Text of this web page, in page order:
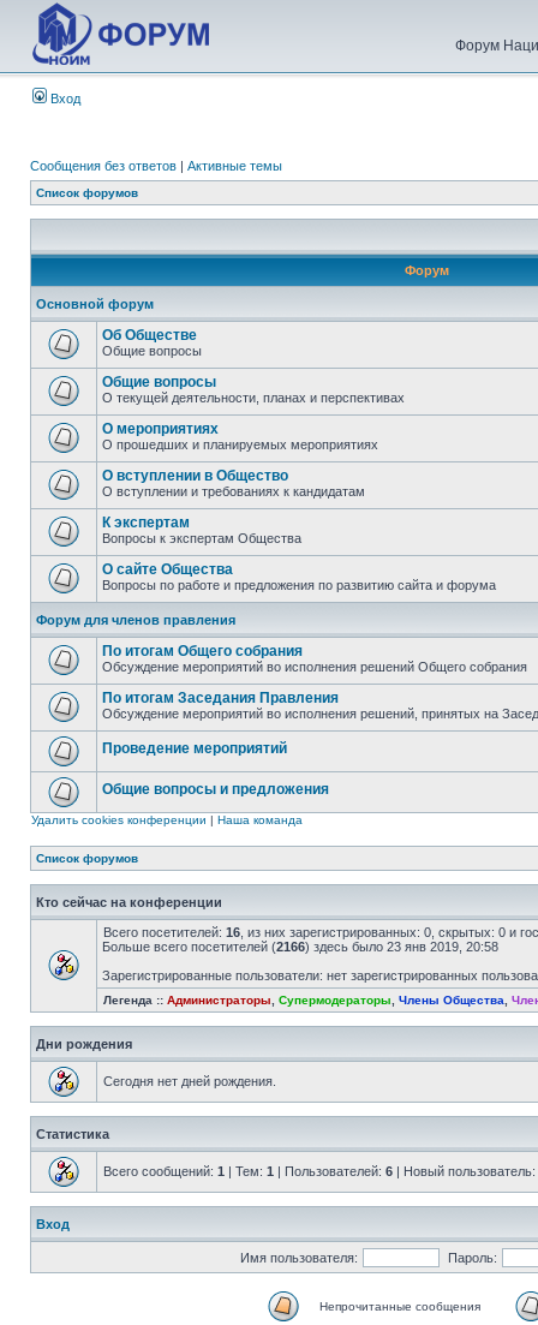
Форум
Вход
Сообщения без ответов | Активные темы
Список форумов
Форум
Основной форум
Об Обществе
Общие вопросы
Общие вопросы
О текущей деятельности, планах и перспективах
О мероприятиях
О прошедших и планируемых мероприятиях
О вступлении в Общество
О вступлении и требованиях к кандидатам
К экспертам
Вопросы к экспертам Общества
О сайте Общества
Вопросы по работе и предложения по развитию сайта и форума
Форум для членов правления
По итогам Общего собрания
Обсуждение мероприятий во исполнения решений Общего собрания
По итогам Заседания Правления
Обсуждение мероприятий во исполнения решений, принятых на
Проведение мероприятий
Общие вопросы и предложения
Удалить cookies конференции | Наша команда
Список форумов
Кто сейчас на конференции
Всего посетителей: 16 , из них зарегистрированных: 0, скрытых: 0 и
Больше всего посетителей (2166) здесь было 23 янв 2019, 20:58
Зарегистрированные пользователи: нет зарегистрированных
Легенда :: Администраторы Супермодераторы Члены Общества
Дни рождения
Сегодня нет дней рождения.
Статистика
Всего сообщений: 1 | Тем: 1 | Пользователей: 6 | Новый пользователь:
Вход
Имя пользователя: Пароль:
Непрочитанные сообщения